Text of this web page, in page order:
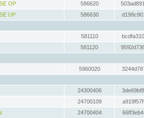
OP
586620
UP
586630
581110
581120
5960020
24300406
24700109
24700404